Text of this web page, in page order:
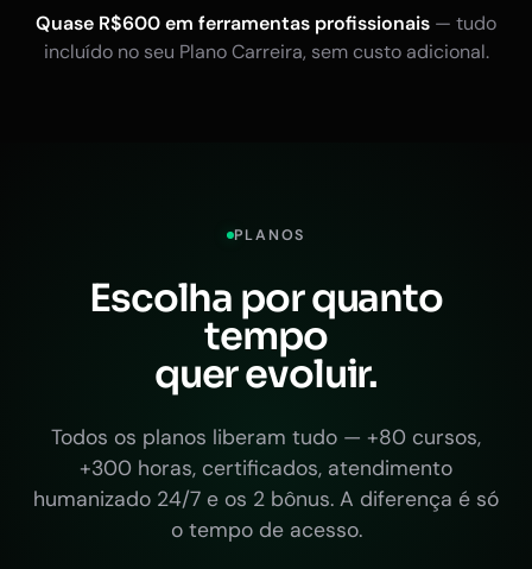
Quase R$600 em ferramentas profissionais — tudo
incluído no seu Plano Carreira, sem custo adicional.
PLANOS
Escolha por quanto
tempo
quer evoluir.
Todos os planos liberam tudo — +80 cursos,
+300 horas, certificados, atendimento
humanizado 24/7 e os 2 bônus. A diferença é só
o tempo de acesso.